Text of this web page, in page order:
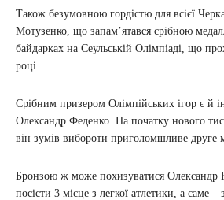
Також безумовною гордістю для всієї
Мотузенко, що запам’ятався срібною
байдарках на Сеульській Олімпіаді, що
році.
Срібним призером Олімпійських ігор є й
Олександр Феденко. На початку нового
він зумів вибороти приголомшливе друге
Бронзою ж може похизуватися Олександр
посісти 3 місце з легкої атлетики, а саме